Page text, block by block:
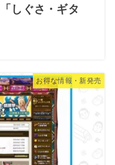
しぐさ・ギタ
お得な情報・新発売